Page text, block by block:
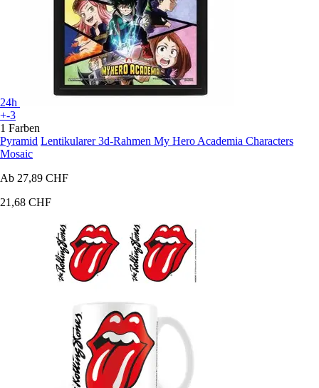
24h
+-3
1 Farben
Pyramid Lentikularer 3d-Rahmen My Hero Academia Characters
Mosaic
Ab 27,89 CHF
21,68 CHF